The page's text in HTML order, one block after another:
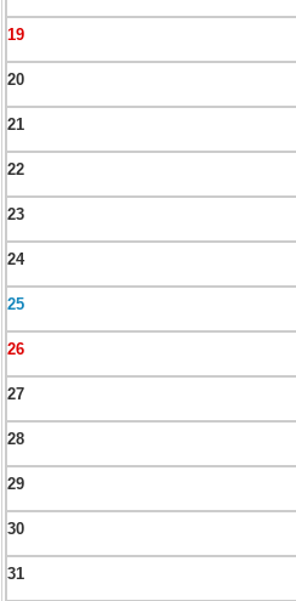
19
20
21
22
23
24
25
26
27
28
29
30
31